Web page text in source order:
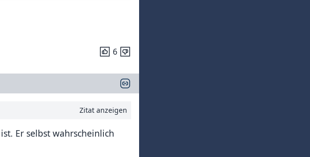
6
Zitat anzeigen
Er selbst wahrscheinlich